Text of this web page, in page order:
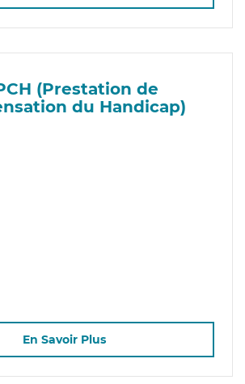
(Prestation de
du Handicap)
En Savoir Plus